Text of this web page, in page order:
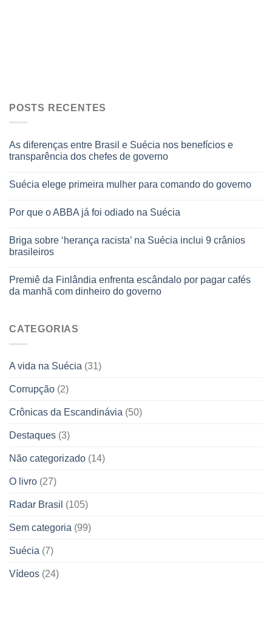
POSTS RECENTES
As diferenças entre Brasil e Suécia nos benefícios e
transparência dos chefes de governo
Suécia elege primeira mulher para comando do governo
Por que o ABBA já foi odiado na Suécia
Briga sobre ‘herança racista’ na Suécia inclui 9 crânios
brasileiros
Premiê da Finlândia enfrenta escândalo por pagar cafés
da manhã com dinheiro do governo
CATEGORIAS
A vida na Suécia (31)
Corrupção (2)
Crônicas da Escandinávia (50)
Destaques (3)
Não categorizado (14)
O livro (27)
Radar Brasil (105)
Sem categoria (99)
Suécia (7)
Vídeos (24)